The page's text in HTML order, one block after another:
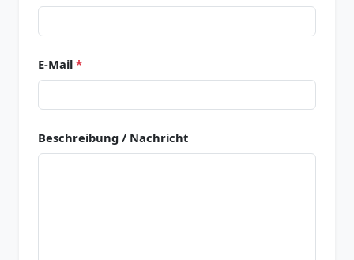
E-Mail *
Beschreibung / Nachricht